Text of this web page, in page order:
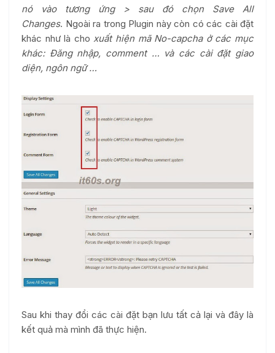
nó vào tương ứng > sau đó chọn Save All
Changes. Ngoài ra trong Plugin này còn có các cài đặt
khác như là choxuất hiện mã No-capcha ở các mục
khác: Đăng nhập, comment … và các cài đặt giao
diện, ngôn ngữ …
Sau khi thay đổi các cài đặt bạn lưu tất cả lại và đây là
kết quả mà mình đã thực hiện.